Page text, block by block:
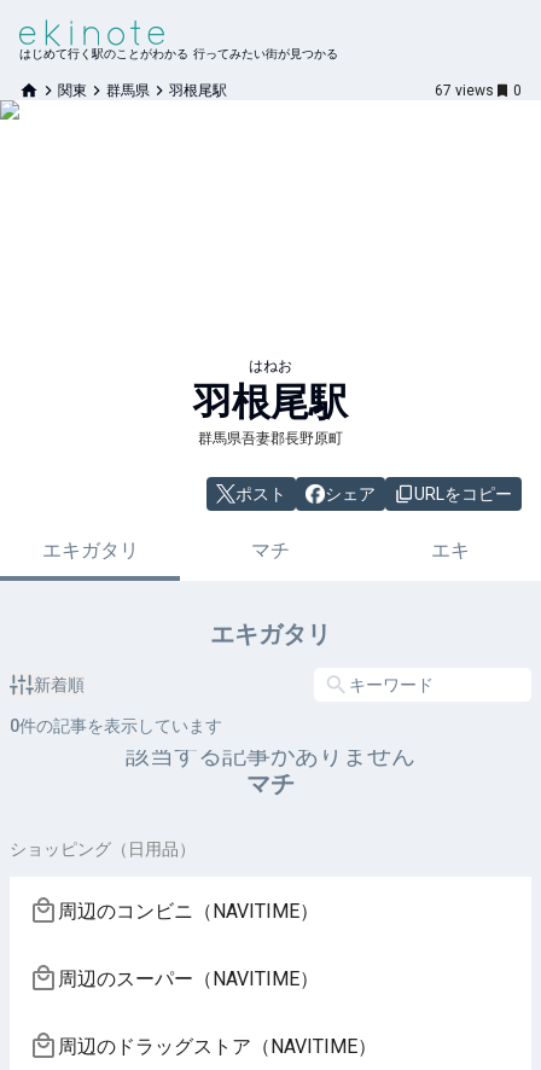
はじめて行く駅のことがわかる 行ってみたい街が見つかる
関東 群馬県 羽根尾駅 67 views 0
はねお
羽根尾駅
群馬県吾妻郡長野原町
ポスト シェア URLをコピー
エキガタリ マチ エキ
エキガタリ
新着順
0件の記事を表示しています
該当する記事がありません
マチ
ショッピング（日用品）
周辺のコンビニ（NAVITIME）
周辺のスーパー（NAVITIME）
周辺のドラッグストア（NAVITIME）